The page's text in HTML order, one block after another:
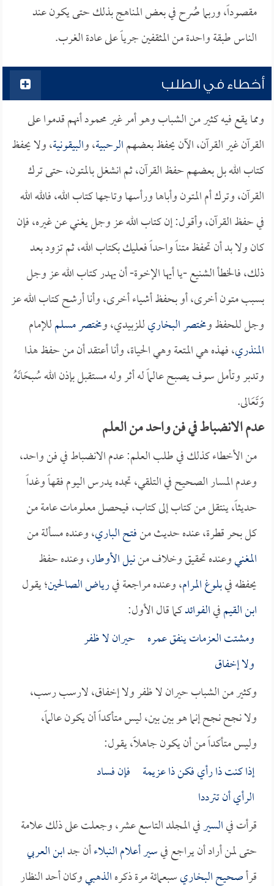
مقصوداً، وربما صُرح في بعض المناهج بذلك حتى يكون عند
الناس طبقة واحدة من المثقفين جرياً على عادة الغرب.
أخطاء في الطلب
ومما يقع فيه كثير من الشباب وهو أمر غير محمود أنهم قدموا على
القرآن غير القرآن، الآن يحفظ بعضهمالرحبية، والبيقونية، ولا يحفظ
كتاب الله بل بعضهم حفظ القرآن، ثم انشغل بالمتون، حتى ترك
القرآن، وترك أم المتون وأباها ورأسها وتاجها كتاب الله، فالله الله
في حفظ القرآن، وأقول: إن كتاب الله عز وجل يغني عن غيره، فإن
كان ولا بد أن تحفظ متناً واحداً فعليك بكتاب الله، ثم تزود بعد
ذلك، فالخطأ الشنيع -يا أيها الإخوة- أن يهدر كتاب الله عز وجل
بسبب متون أخرى، أو بحفظ أشياء أخرى، وأنا أرشح كتاب الله عز
وجل للحفظ ومختصر البخاريللزبيدي، ومختصر مسلمللإمام
المنذري، فهذه هي المتعة وهي الحياة، وأنا أعتقد أن من حفظ هذا
وتدبر وتأمل سوف يصبح عالماً له أثر وله مستقبل بإذن الله سُبحَانَهُ
وَتَعَالى.
عدم الانضباط في فن واحد من العلم
من الأخطاء كذلك في طلب العلم: عدم الانضباط في فن واحد،
وعدم المسار الصحيح في التلقي، تجده يدرس اليوم فقهاً وغداً
حديثاً، ينتقل من كتاب إلى كتاب، فيحصل معلومات عامة من
كل بحر قطرة، عنده حديث منفتح الباري، وعنده مسألة من
المغنيوعنده تحقيق وخلاف مننيل الأوطار، وعنده حفظ
يحفظه فيبلوغ المرام، وعنده مراجعة فيرياض الصالحين؛ يقول
ابن القيمفيالفوائدكما قال الأول:
ومشتت العزمات ينفق عمره حيران لا ظفر
ولا إخفاق
وكثير من الشباب حيران لا ظفر ولا إخفاق، لارسب رسب،
ولا نجح نجح إنما هو بين بين، ليس متأكداً أن يكون عالماً،
وليس متأكداً من أن يكون جاهلاً، يقول:
إذا كنت ذا رأي فكن ذا عزيمة فإن فساد
الرأي أن تترددا
قرأت فيالسيرفي المجلد التاسع عشر، وجعلت على ذلك علامة
حتى لمن أراد أن يراجع فيسير أعلام النبلاءأن جدابن العربي
قرأصحيح البخاريسبعمائة مرة ذكرهالذهبيوكان أحد النظار